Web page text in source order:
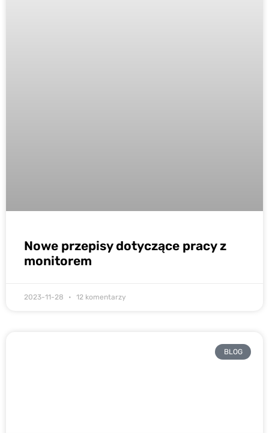
Nowe przepisy dotyczące pracy z
monitorem
2023-11-28 12 komentarzy
BLOG